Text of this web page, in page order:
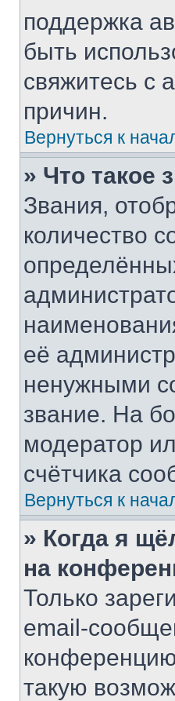
поддержка
быть
свяжитесь с
причин.
Вернуться к
» Что такое
Звания,
количество
её
ненужными
звание. На
модератор
счётчика
Вернуться к
» Когда я
на
Только
email-
такую